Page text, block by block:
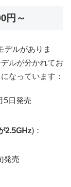
円～
デルがありま
ルが分かれてお
なっています：
5日発売
2.5GHz)：
発売